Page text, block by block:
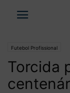
Futebol Profissional
Torcida